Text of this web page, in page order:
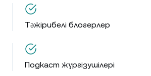
Тәжірибелі блогерлер
Подкаст жүргізушілері